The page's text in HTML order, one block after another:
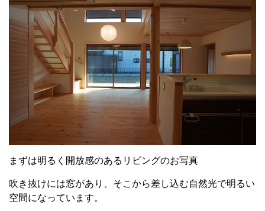
まずは明るく開放感のあるリビングのお写真
吹き抜けには窓があり、そこから差し込む自然光で明るい
空間になっています。